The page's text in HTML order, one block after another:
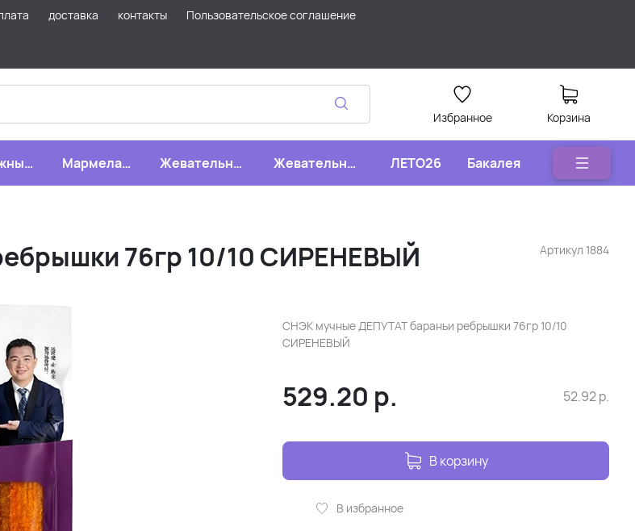
доставка контакты Пользовательское соглашение
Избранное Корзина
Мармелад,
зефир,
Жевательная
резинка
Жевательные
конфеты
ЛЕТО26 Бакалея
Артикул 1884
76гр 10/10 СИРЕНЕВЫЙ
СНЭК мучные ДЕПУТАТ бараньи ребрышки 76гр 10/10
СИРЕНЕВЫЙ
529.20 р. 52.92р.
В корзину
В избранное